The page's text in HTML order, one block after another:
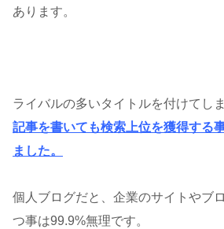
あります。
ライバルの多いタイトルを付けてしま
記事を書いても検索上位を獲得する
ました。
個人ブログだと、企業のサイトやブ
つ事は99.9%無理です。